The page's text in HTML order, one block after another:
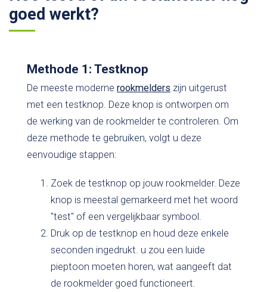
goed werkt?
Methode 1: Testknop
De meeste moderne rookmelders zijn uitgerust
met een testknop. Deze knop is ontworpen om
de werking van de rookmelder te controleren. Om
deze methode te gebruiken, volgt u deze
eenvoudige stappen:
Zoek de testknop op jouw rookmelder. Deze
knop is meestal gemarkeerd met het woord
"test" of een vergelijkbaar symbool.
Druk op de testknop en houd deze enkele
seconden ingedrukt. u zou een luide
pieptoon moeten horen, wat aangeeft dat
de rookmelder goed functioneert.